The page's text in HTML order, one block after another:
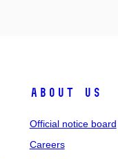
About us
Official notice board
Careers